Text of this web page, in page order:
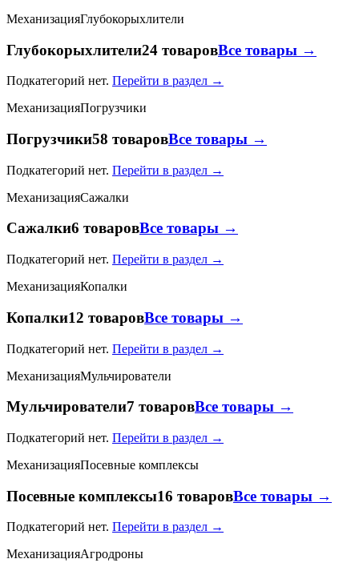
МеханизацияГлубокорыхлители
Глубокорыхлители24 товаровВсе товары →
Подкатегорий нет. Перейти в раздел →
МеханизацияПогрузчики
Погрузчики58 товаровВсе товары →
Подкатегорий нет. Перейти в раздел →
МеханизацияСажалки
Сажалки6 товаровВсе товары →
Подкатегорий нет. Перейти в раздел →
МеханизацияКопалки
Копалки12 товаровВсе товары →
Подкатегорий нет. Перейти в раздел →
МеханизацияМульчирователи
Мульчирователи7 товаровВсе товары →
Подкатегорий нет. Перейти в раздел →
МеханизацияПосевные комплексы
Посевные комплексы16 товаровВсе товары →
Подкатегорий нет. Перейти в раздел →
МеханизацияАгродроны